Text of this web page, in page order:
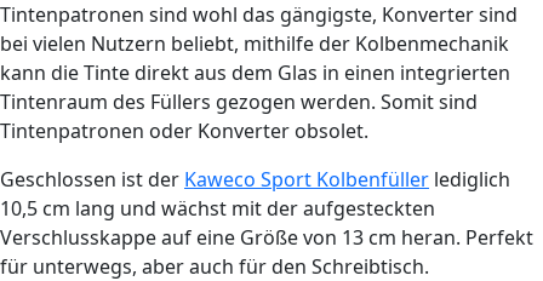
Tintenpatronen sind wohl das gängigste, Konverter sind
bei vielen Nutzern beliebt, mithilfe der Kolbenmechanik
kann die Tinte direkt aus dem Glas in einen integrierten
Tintenraum des Füllers gezogen werden. Somit sind
Tintenpatronen oder Konverter obsolet.
Geschlossen ist der Kaweco Sport Kolbenfüller lediglich
10,5 cm lang und wächst mit der aufgesteckten
Verschlusskappe auf eine Größe von 13 cm heran. Perfekt
für unterwegs, aber auch für den Schreibtisch.